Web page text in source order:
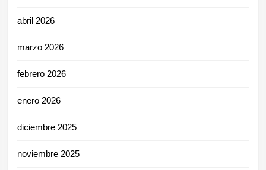
abril 2026
marzo 2026
febrero 2026
enero 2026
diciembre 2025
noviembre 2025